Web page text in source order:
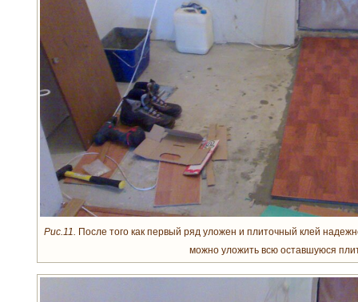
Рис.11. После того как первый ряд уложен и плиточный клей
можно уложить всю оставшуюся